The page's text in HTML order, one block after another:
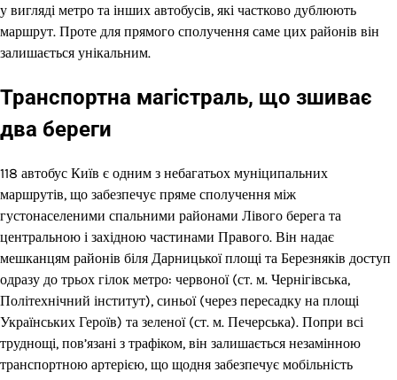
у вигляді метро та інших автобусів, які частково дублюють
маршрут. Проте для прямого сполучення саме цих районів він
залишається унікальним.
Транспортна магістраль, що зшиває
два береги
118 автобус Київ є одним з небагатьох муніципальних
маршрутів, що забезпечує пряме сполучення між
густонаселеними спальними районами Лівого берега та
центральною і західною частинами Правого. Він надає
мешканцям районів біля Дарницької площі та Березняків доступ
одразу до трьох гілок метро: червоної (ст. м. Чернігівська,
Політехнічний інститут), синьої (через пересадку на площі
Українських Героїв) та зеленої (ст. м. Печерська). Попри всі
труднощі, пов’язані з трафіком, він залишається незамінною
транспортною артерією, що щодня забезпечує мобільність